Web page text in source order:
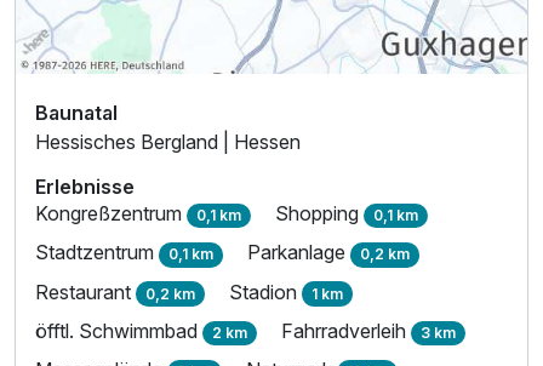
Ausstattung
Zusatznächte
Baunatal
Hessisches Bergland | Hessen
Erlebnisse
Kongreßzentrum 0,1 km Shopping 0,1 km
Stadtzentrum 0,1 km Parkanlage 0,2 km
Restaurant 0,2 km Stadion 1 km
öfftl. Schwimmbad 2 km Fahrradverleih 3 km